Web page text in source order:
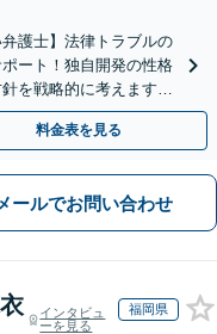
護士】法律トラブルの
ート！独自開発の性格
を戦略的に考えます！
料金表を見る
ールでお問い合わせ
インタビュ
ーを見る
福岡県